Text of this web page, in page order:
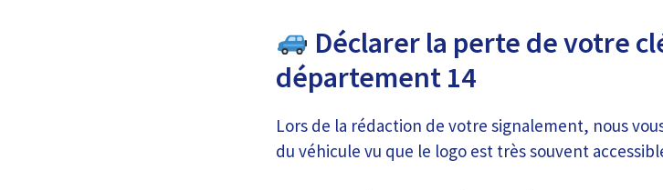
Déclarer la perte de votre
département 14
Lors de la rédaction de votre signalement, nous
du véhicule vu que le logo est très souvent